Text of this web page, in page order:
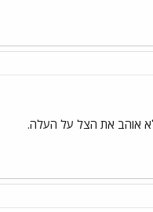
לא אוהב את הצל על העלה.